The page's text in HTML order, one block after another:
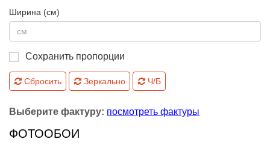
Ширина (см)
Сохранить пропорции
Сбросить Зеркально Ч/Б
Выберите фактуру: посмотреть фактуры
ФОТООБОИ